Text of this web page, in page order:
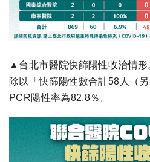
▲台北市醫院快篩陽性收治情形
除以「快篩陽性數合計58人（
PCR陽性率為82.8％。